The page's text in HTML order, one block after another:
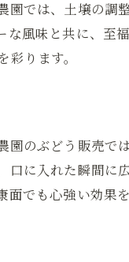
たな食卓の楽しみ
ア
ピ
笑顔を
では、土壌の調
風味と共に、至
ります。
のぶどう販売で
に入れた瞬間に
でも心強い効果